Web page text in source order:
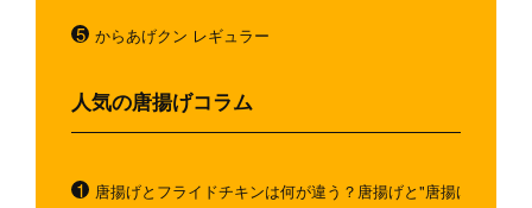
からあげクン レギュラー
人気の唐揚げコラム
唐揚げとフライドチキンは何が違う？唐揚げと"唐揚げと似て